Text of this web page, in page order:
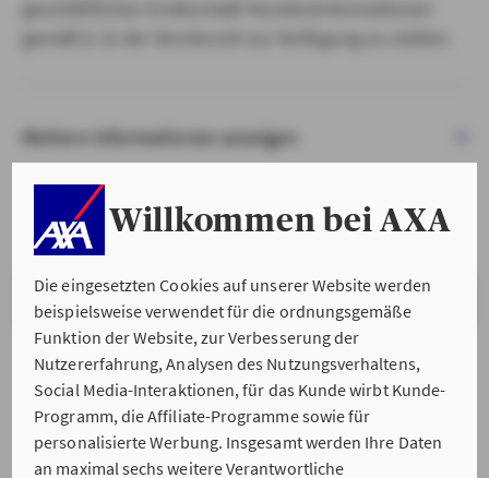
Willkommen bei AXA
Die eingesetzten Cookies auf unserer Website werden
beispielsweise verwendet für die ordnungsgemäße
Funktion der Website, zur Verbesserung der
Nutzererfahrung, Analysen des Nutzungsverhaltens,
Social Media-Interaktionen, für das Kunde wirbt Kunde-
Programm, die Affiliate-Programme sowie für
personalisierte Werbung. Insgesamt werden Ihre Daten
an maximal sechs weitere Verantwortliche
Weitere Informationen anzeigen
VERSTANDEN & WEITER